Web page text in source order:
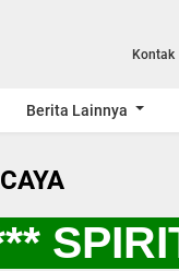
Kontak
Berita Lainnya